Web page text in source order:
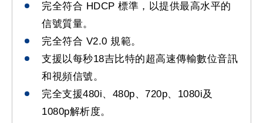
完全符合 HDCP 標準，以提供最高水平的
信號質量。
完全符合 V2.0 規範。
支援以每秒18吉比特的超高速傳輸數位音訊
和視頻信號。
完全支援480i、480p、720p、1080i及
1080p解析度。